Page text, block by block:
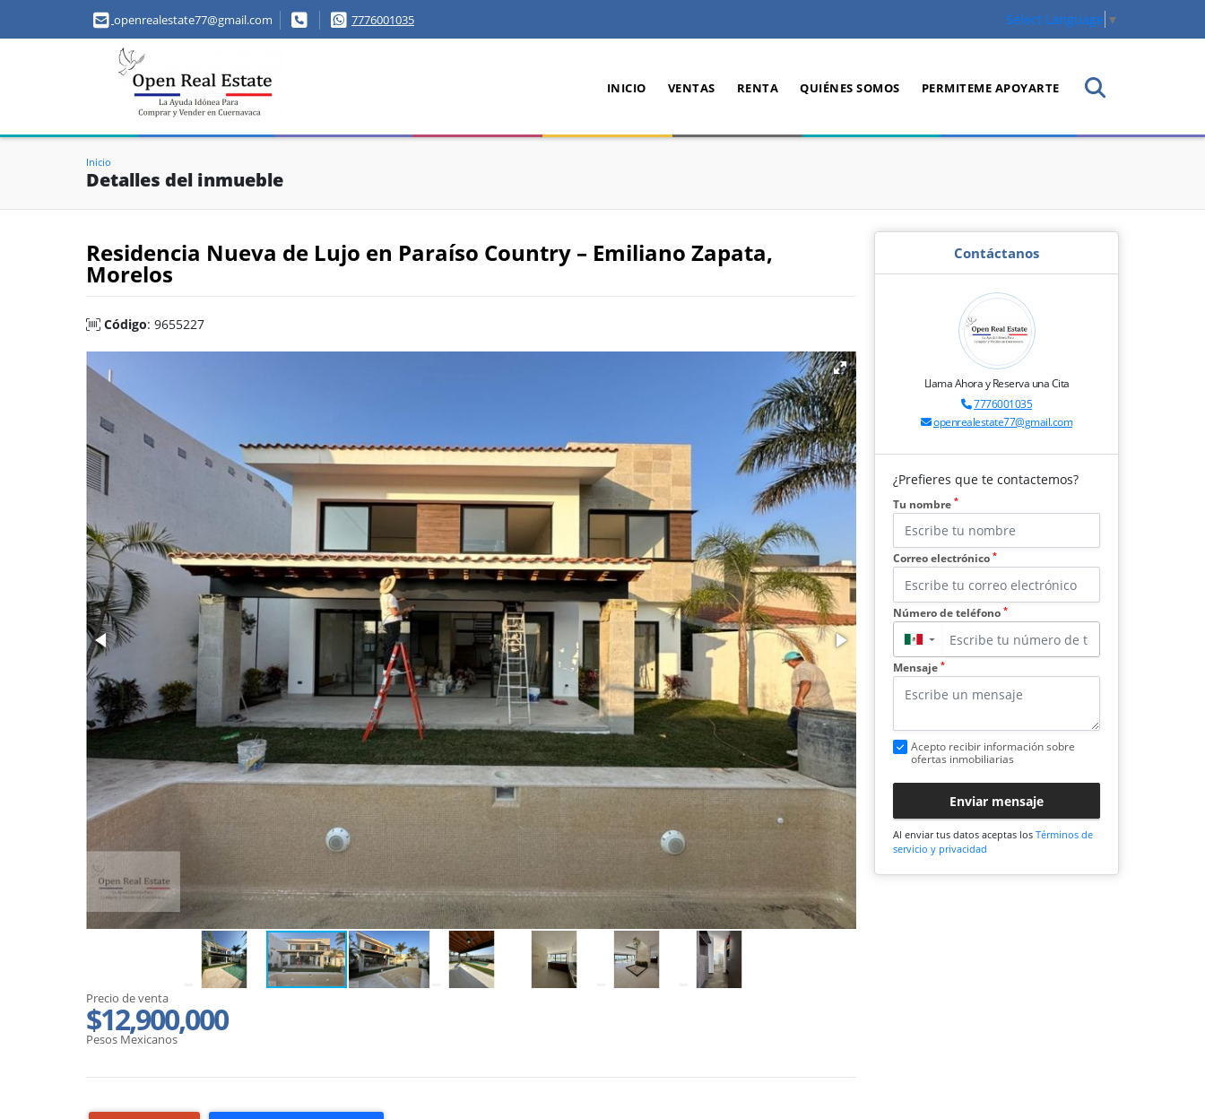
openrealestate77@gmail.com 7776001035 Select Language ▼
INICIO VENTAS RENTA QUIÉNES SOMOS PERMITEME APOYARTE
Inicio
Detalles del inmueble
Residencia Nueva de Lujo en Paraíso Country – Emiliano Zapata,
Morelos
Código: 9655227
Precio de venta
$12,900,000
Pesos Mexicanos
Contáctanos
Llama Ahora y Reserva una Cita
7776001035
openrealestate77@gmail.com
¿Prefieres que te contactemos?
Tu nombre *
Correo electrónico *
Número de teléfono *
▼
Mensaje *
Acepto recibir información sobre
ofertas inmobiliarias
Enviar mensaje
Al enviar tus datos aceptas los Términos de
servicio y privacidad